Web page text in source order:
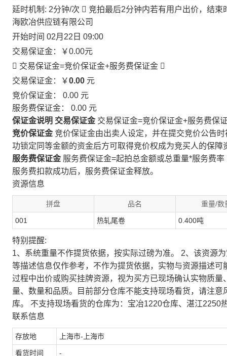
延时机制: 2分钟/次  竞拍最后2分钟内若有用户出价，结
海欧冶供应链有限公司
开始时间 02月22日 09:00
交易保证金：
￥0.00元
 交易保证金=竞价保证金+服务费保证金 
交易保证金：￥0.00 元
竞价保证金： 0.00 元
服务费保证金： 0.00 元
保证金说明 交易保证金 交易保证金=竞价保证金+服务费保
竞价保证金 竞价保证金由出卖人设定，并在提交竞价公告
功锁定同等金额的资金后方可取得竞价权成为竞买人的保障
服务费保证金 服务费保证金=起拍总金额或总重量*服务费率
服务费扣款成功后，服务费保证金释放。
资源信息
拼盘 品名 重量/数
001 热轧尾卷 0.400吨
特别提醒:
1、系统重量不作提货依据，按实际过磅为准。 2、该资源
等描述信息仅作参考，不作为提货依据，实物与资源描述
过程中出价或购买挂牌资源，视为买方已现场确认实物质
量、数量和品质。目前部分仓库不能支持现场看货，请注
库。 不支持现场看货的仓库为：宝冶1220仓库、湛江2250
联系信息
存放地 上海市-上海市
看货时间 -